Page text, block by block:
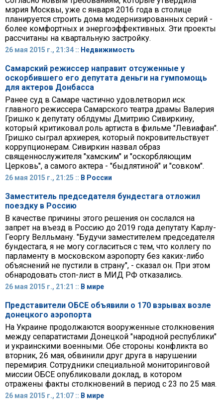
мэрия Москвы, уже с января 2016 года в столице
планируется строить дома модернизированных серий -
более комфортных и энергоэффективных. Эти проекты
рассчитаны на квартальную застройку.
26 мая 2015 г., 21:34 :: Недвижимость
Самарский режиссер направит отсуженные у
оскорбившего его депутата деньги на гумпомощь
для актеров Донбасса
Ранее суд в Самаре частично удовлетворил иск
главного режиссера Самарского театра драмы Валерия
Гришко к депутату облдумы Дмитрию Сивиркину,
который критиковал роль артиста в фильме "Левиафан".
Гришко сыграл архиерея, который покровительствует
коррупционерам. Сивиркин назвал образ
священнослужителя "хамским" и "оскорбляющим
Церковь", а самого актера - "быдлятиной" и "совком".
26 мая 2015 г., 21:25 :: В России
Заместитель председателя бундестага отложил
поездку в Россию
В качестве причины этого решения он сослался на
запрет на въезд в Россию до 2019 года депутату Карлу-
Георгу Велльману. "Будучи заместителем председателя
бундестага, я не могу согласиться с тем, что коллегу по
парламенту в московском аэропорту без каких-либо
объяснений не пустили в страну", - сказал он. При этом
обнародовать стоп-лист в МИД РФ отказались.
26 мая 2015 г., 21:21 :: В мире
Представители ОБСЕ объявили о 170 взрывах возле
донецкого аэропорта
На Украине продолжаются вооруженные столкновения
между сепаратистами Донецкой "народной республики"
и украинскими военными. Обе стороны конфликта во
вторник, 26 мая, обвинили друг друга в нарушении
перемирия. Сотрудники специальной мониторинговой
миссии ОБСЕ опубликовали доклад, в котором
отражены факты столкновений в период с 23 по 25 мая.
26 мая 2015 г., 21:07 :: В мире